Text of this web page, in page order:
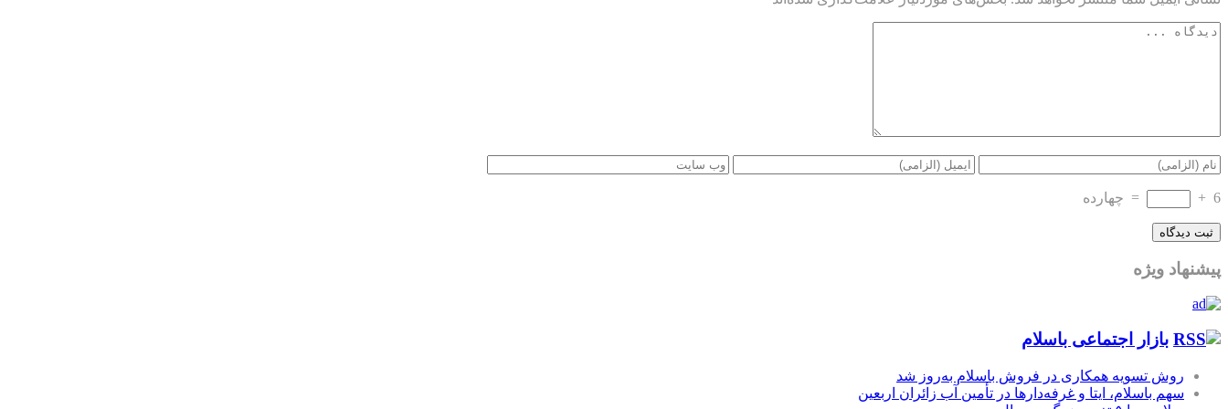
6
+
= چهارده
پیشنهاد ویژه
بازار اجتماعی باسلام
روش تسویه همکاری در فروش باسلام به‌روز شد
سهم باسلام، ایتا و غرفه‌دارها در تأمین آب زائران اربعین